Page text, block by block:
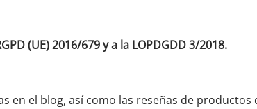
(UE) 2016/679 y a la LOPDGDD 3/2018.
en el blog, así como las reseñas de productos